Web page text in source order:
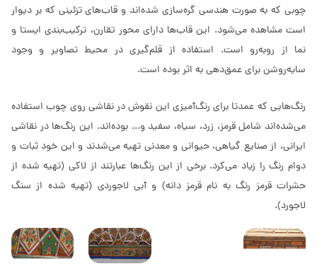
چوبی که به صورت هندسی گره‌سازی شده‌اند و قاب‌های تزئینی که بر دیوار
است مشاهده می‌شود. این قاب‌ها دارای محور تقارن، ترکیب‌بندی ایستا و
نما از روبه‌رو است. استفاده از قلم‌گیری در محیط تصاویر و وجود
سایه‌روشن برای عمق‌دهی به اثر بوده است.
رنگ‌هایی که عمدتا برای رنگ‌آمیزی این نقوش در نقاشی روی چوب استفاده
می‌شده‌اند شامل قرمز، زرد، سیاه، سفید و... بوده‌اند. این رنگ‌ها در نقاشی
ایرانی، از صنایع گیاهی، حیوانی و معدنی تهیه می‌شدند و این خود ثبات و
دوام رنگ را زیاد می‌کرد. برخی از این رنگ‌ها عبارتند از لاکی (تهیه شده از
حشرات قرمز رنگ به نام قرمز دانه) و آبی لاجوردی (تهیه شده از سنگ
لاجورد).